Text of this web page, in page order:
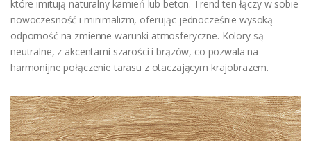
które imitują naturalny kamień lub beton. Trend ten łączy w sobie
nowoczesność i minimalizm, oferując jednocześnie wysoką
odporność na zmienne warunki atmosferyczne. Kolory są
neutralne, z akcentami szarości i brązów, co pozwala na
harmonijne połączenie tarasu z otaczającym krajobrazem.